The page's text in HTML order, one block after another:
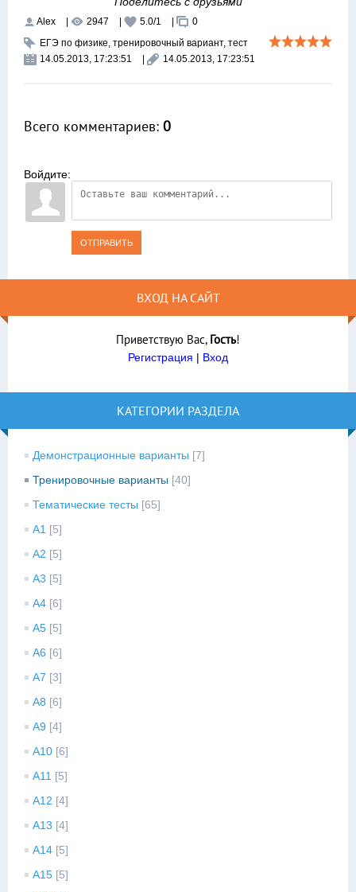
Alex 2947 5.0/1
0
ЕГЭ по физике, тренировочный вариант, тест
14.05.2013, 17:23:51
14.05.2013, 17:23:51
Всего комментариев: 0
Войдите:
ОТПРАВИТЬ
ВХОД НА САЙТ
Приветствую Вас, Гость!
Регистрация | Вход
КАТЕГОРИИ РАЗДЕЛА
Демонстрационные варианты [7]
Тренировочные варианты [40]
Тематические тесты [65]
A1 [5]
A2 [5]
A3 [5]
A4 [6]
A5 [5]
A6 [6]
A7 [3]
A8 [6]
A9 [4]
A10 [6]
A11 [5]
A12 [4]
A13 [4]
A14 [5]
A15 [5]